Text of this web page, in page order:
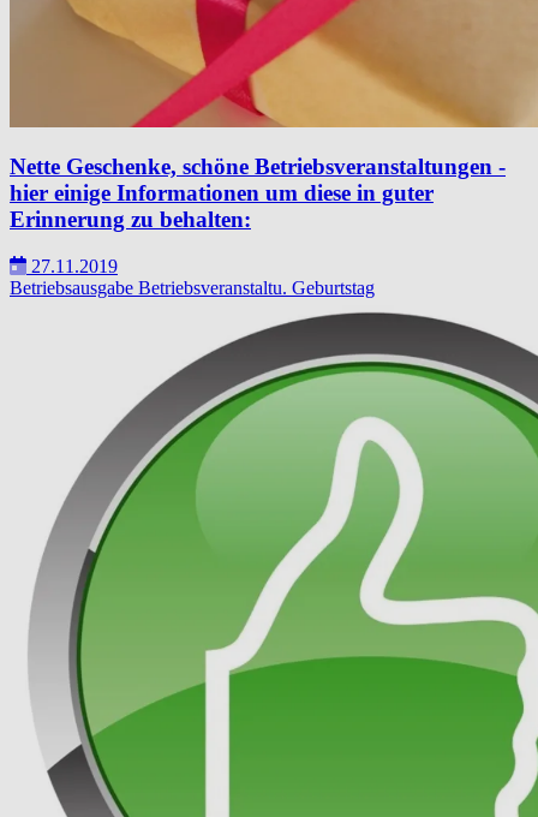
Nette Geschenke, schöne Betriebsveranstaltungen -
hier einige Informationen um diese in guter
Erinnerung zu behalten:
27.11.2019
Betriebsausgabe Betriebsveranstaltu. Geburtstag